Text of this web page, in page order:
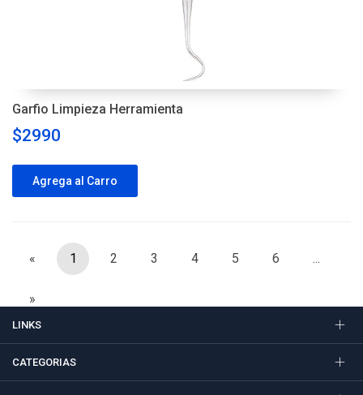
Garfio Limpieza Herramienta
$2990
Agrega al Carro
« 1 2 3 4 5 6 ...
»
LINKS
CATEGORIAS